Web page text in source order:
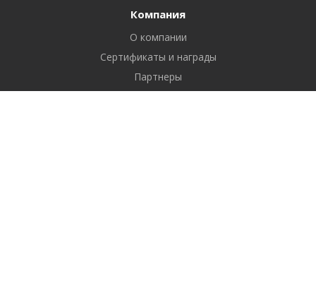
Компания
О компании
Сертификаты и награды
Партнеры